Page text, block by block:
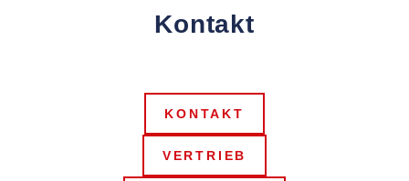
Kontakt
KONTAKT
VERTRIEB